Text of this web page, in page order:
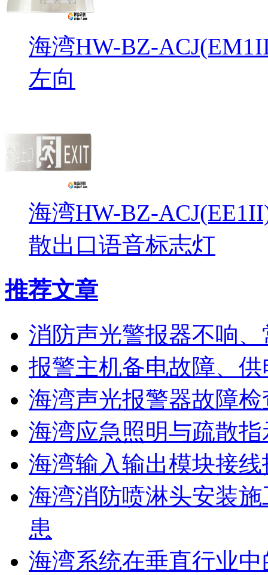
海湾HW-BZ-
左向
海湾HW-BZ-
散出口语音标志灯
推荐文章
消防声光警报器不响
报警主机备电故障、
海湾声光报警器故障
海湾应急照明与疏散
海湾输入输出模块接
海湾消防喷淋头安装
患
海湾系统在垂直行业